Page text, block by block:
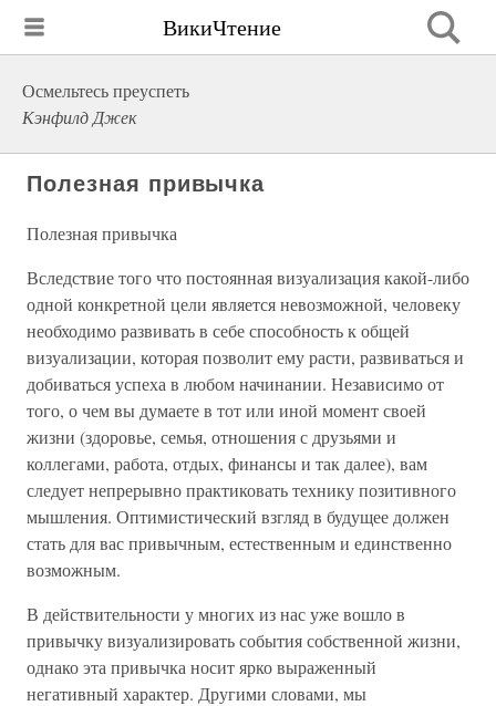
ВикиЧтение
Осмельтесь преуспеть
Кэнфилд Джек
Полезная привычка
Полезная привычка
Вследствие того что постоянная визуализация какой-либо
одной конкретной цели является невозможной, человеку
необходимо развивать в себе способность к общей
визуализации, которая позволит ему расти, развиваться и
добиваться успеха в любом начинании. Независимо от
того, о чем вы думаете в тот или иной момент своей
жизни (здоровье, семья, отношения с друзьями и
коллегами, работа, отдых, финансы и так далее), вам
следует непрерывно практиковать технику позитивного
мышления. Оптимистический взгляд в будущее должен
стать для вас привычным, естественным и единственно
возможным.
В действительности у многих из нас уже вошло в
привычку визуализировать события собственной жизни,
однако эта привычка носит ярко выраженный
негативный характер. Другими словами, мы